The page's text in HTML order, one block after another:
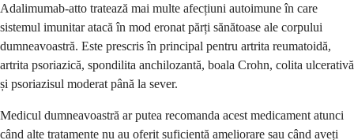
Adalimumab-atto tratează mai multe afecțiuni autoimune în care
sistemul imunitar atacă în mod eronat părți sănătoase ale corpului
dumneavoastră. Este prescris în principal pentru artrita reumatoidă,
artrita psoriazică, spondilita anchilozantă, boala Crohn, colita ulcerativă
și psoriazisul moderat până la sever.
Medicul dumneavoastră ar putea recomanda acest medicament atunci
când alte tratamente nu au oferit suficientă ameliorare sau când aveți